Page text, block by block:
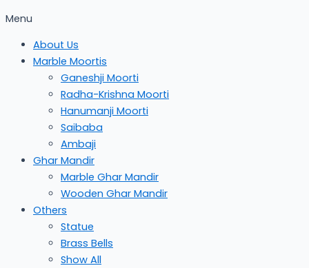
Menu
About Us
Marble Moortis
Ganeshji Moorti
Radha-Krishna Moorti
Hanumanji Moorti
Saibaba
Ambaji
Ghar Mandir
Marble Ghar Mandir
Wooden Ghar Mandir
Others
Statue
Brass Bells
Show All